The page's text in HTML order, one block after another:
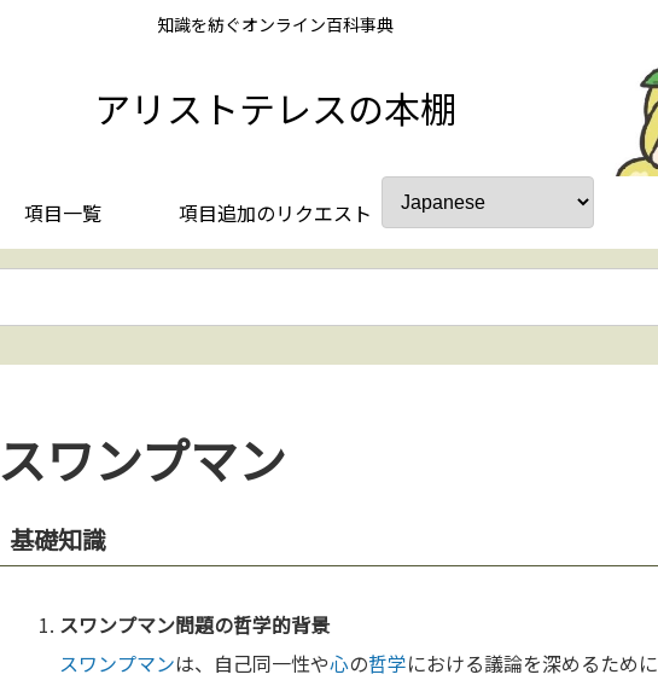
知識を紡ぐオンライン百科事典
アリストテレスの本棚
項目一覧 項目追加のリクエスト
スワンプマン
基礎知識
スワンプマン問題の哲学的背景
スワンプマンは、自己同一性や心の哲学における議論を深めるために